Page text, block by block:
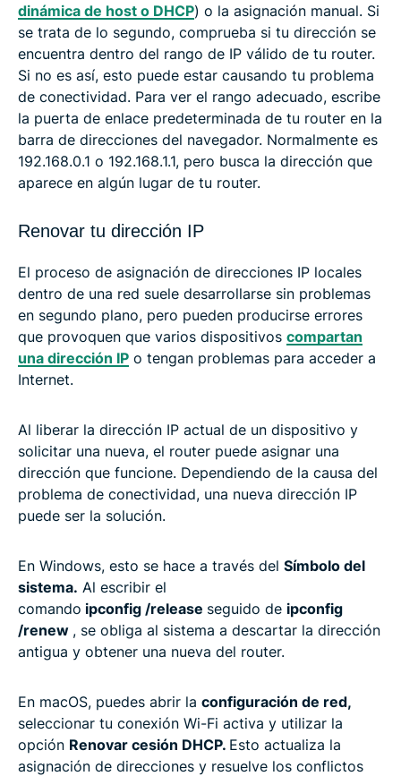
dinámica de host o DHCP) o la asignación manual. Si
se trata de lo segundo, comprueba si tu dirección se
encuentra dentro del rango de IP válido de tu router.
Si no es así, esto puede estar causando tu problema
de conectividad. Para ver el rango adecuado, escribe
la puerta de enlace predeterminada de tu router en la
barra de direcciones del navegador. Normalmente es
192.168.0.1 o 192.168.1.1, pero busca la dirección que
aparece en algún lugar de tu router.
Renovar tu dirección IP
El proceso de asignación de direcciones IP locales
dentro de una red suele desarrollarse sin problemas
en segundo plano, pero pueden producirse errores
que provoquen que varios dispositivos compartan
una dirección IP o tengan problemas para acceder a
Internet.
Al liberar la dirección IP actual de un dispositivo y
solicitar una nueva, el router puede asignar una
dirección que funcione. Dependiendo de la causa del
problema de conectividad, una nueva dirección IP
puede ser la solución.
En Windows, esto se hace a través del Símbolo del
sistema. Al escribir el
comando ipconfig /release seguido de ipconfig
/renew , se obliga al sistema a descartar la dirección
antigua y obtener una nueva del router.
En macOS, puedes abrir la configuración de red,
seleccionar tu conexión Wi-Fi activa y utilizar la
opción Renovar cesión DHCP. Esto actualiza la
asignación de direcciones y resuelve los conflictos